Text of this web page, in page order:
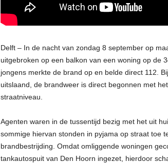
Delft – In de nacht van zondag 8 september op
uitgebroken op een balkon van een woning op de
jongens merkte de brand op en belde direct 112.
uitslaand, de brandweer is direct begonnen met
straatniveau.
Agenten waren in de tussentijd bezig met het uit
sommige hiervan stonden in pyjama op straat toe
brandbestrijding. Omdat omliggende woningen
tankautospuit van Den Hoorn ingezet, hierdoor